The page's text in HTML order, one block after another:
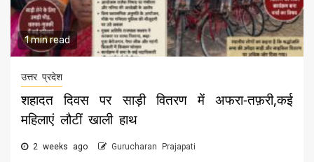
1 min read
उत्तर प्रदेश
शहादत दिवस पर साड़ी वितरण में अफरा-तफ़री,कई
महिलाएं लौटीं खाली हाथ
2 weeks ago Gurucharan Prajapati